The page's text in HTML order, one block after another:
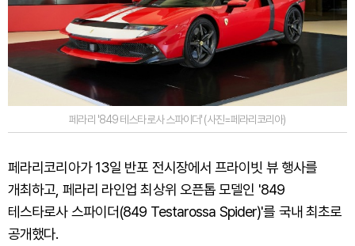
페라리 '849 테스타로사 스파이더' (사진=페라리코리아)
페라리코리아가 13일 반포 전시장에서 프라이빗 뷰 행사를
개최하고, 페라리 라인업 최상위 오픈톱 모델인 '849
테스타로사 스파이더(849 Testarossa Spider)'를 국내 최초로
공개했다.